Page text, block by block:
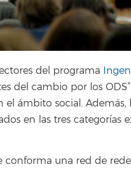
del programa
del cambio por los
ámbito social.
en las tres categorías
conforma una red de